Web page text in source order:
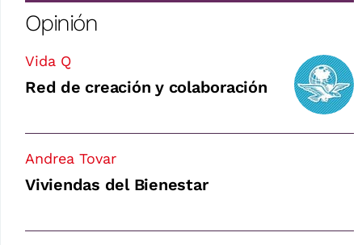
Opinión
Vida Q
Red de creación y colaboración
Andrea Tovar
Viviendas del Bienestar